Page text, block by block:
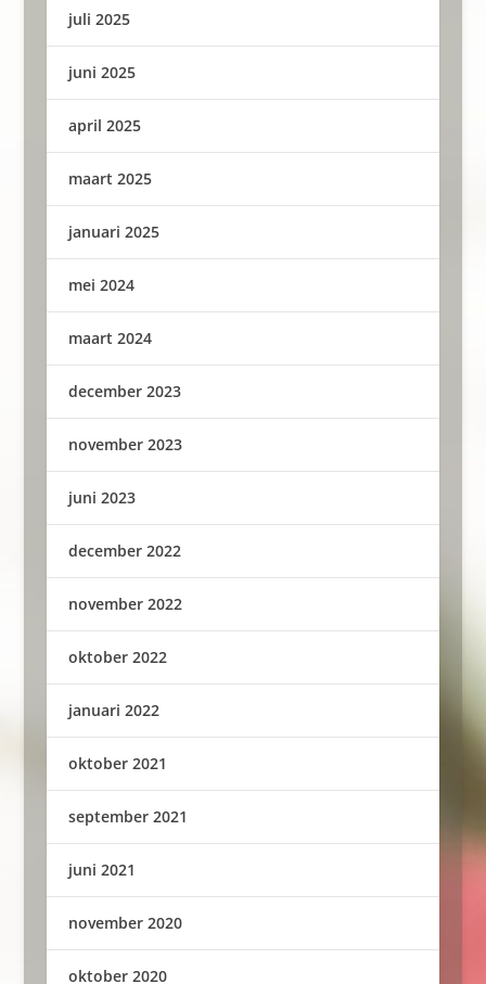
juli 2025
juni 2025
april 2025
maart 2025
januari 2025
mei 2024
maart 2024
december 2023
november 2023
juni 2023
december 2022
november 2022
oktober 2022
januari 2022
oktober 2021
september 2021
juni 2021
november 2020
oktober 2020